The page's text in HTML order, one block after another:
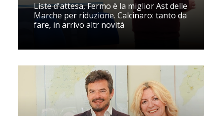
Liste d'attesa, Fermo è la miglior Ast delle
Marche per riduzione. Calcinaro: tanto da
fare, in arrivo altr novità